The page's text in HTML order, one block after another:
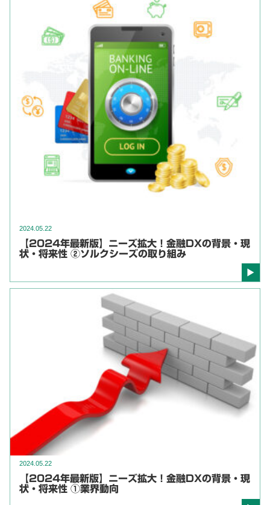
2024.05.22
【2024年最新版】ニーズ拡大！金融DXの背景・現
状・将来性 ②ソルクシーズの取り組み
2024.05.22
【2024年最新版】ニーズ拡大！金融DXの背景・現
状・将来性 ①業界動向